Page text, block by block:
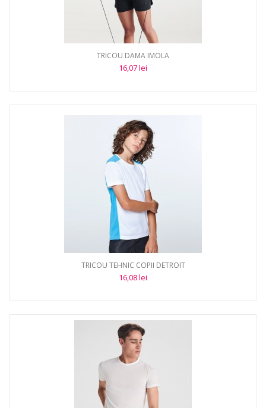
TRICOU DAMA IMOLA
16,07 lei
TRICOU TEHNIC COPII DETROIT
16,08 lei